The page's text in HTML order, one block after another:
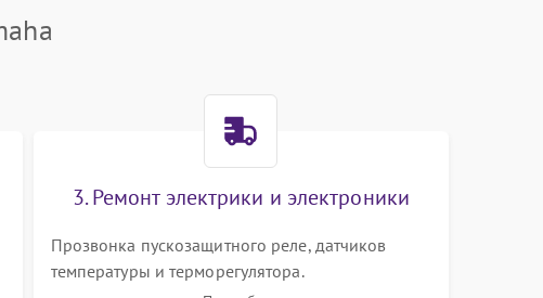
Подробнее →
Подробнее →
1000 ₽ Подробнее →
3. Ремонт электрики и электроники
Прозвонка пускозащитного реле, датчиков
температуры и терморегулятора.